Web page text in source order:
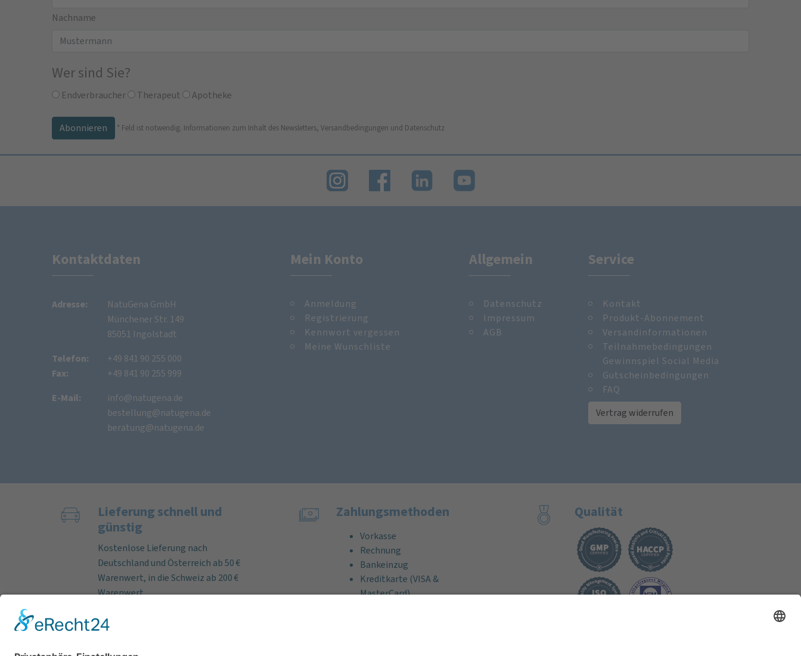
Nachname
Wer sind Sie?
Endverbraucher Therapeut Apotheke
* Feld ist notwendig. Informationen zum Inhalt des Newsletters, Versandbedingungen und Datenschutz
Kontaktdaten
Adresse:
NatuGena GmbH
Münchener Str. 149
85051 Ingolstadt
Telefon:
Fax:
+49 841 90 255 000
+49 841 90 255 999
E-Mail:
info@natugena.de
bestellung@natugena.de
beratung@natugena.de
Mein Konto
Anmeldung
Registrierung
Kennwort vergessen
Meine Wunschliste
Allgemein
Datenschutz
Impressum
AGB
Service
Kontakt
Produkt-Abonnement
Versandinformationen
Teilnahmebedingungen
Gewinnspiel Social Media
Gutscheinbedingungen
FAQ
Vertrag widerrufen
Lieferung schnell und
günstig
Kostenlose Lieferung nach
Deutschland und Österreich ab 50 €
Warenwert, in die Schweiz ab 200 €
Warenwert.
Bei Bestelleingang an Werktagen
bis 12 Uhr versenden wir lieferbare
Zahlungs­methoden
Vorkasse
Rechnung
Bankeinzug
Kreditkarte (VISA &
MasterCard)
Qualität